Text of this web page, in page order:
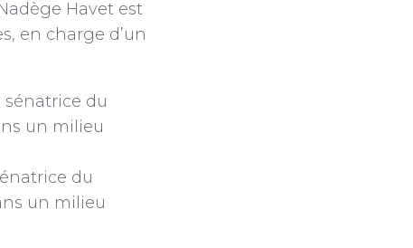
Havet est
en charge d’un
du
un milieu